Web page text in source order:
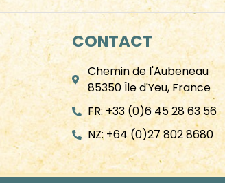
CONTACT
Chemin de l'Aubeneau
85350 Île d'Yeu, France
FR: +33 (0)6 45 28 63 56
NZ: +64 (0)27 802 8680